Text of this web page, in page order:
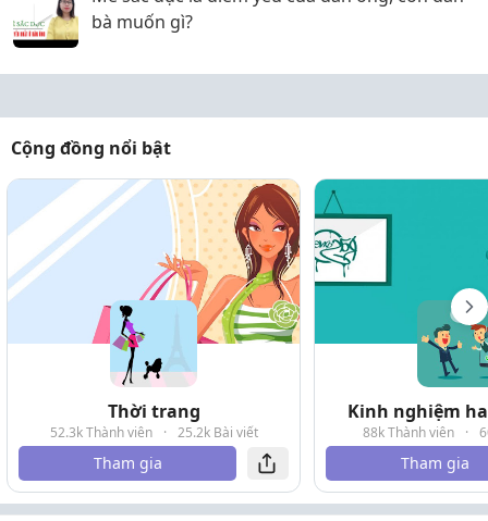
bà muốn gì?
Cộng đồng nổi bật
Thời trang
52.3k Thành viên · 25.2k Bài viết
Tham gia
Kinh nghiệm
88k Thành viên ·
Tham gia